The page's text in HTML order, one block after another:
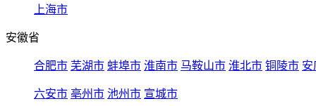
上海市
安徽省
合肥市 芜湖市 蚌埠市 淮南市 马鞍山市 淮北市 铜陵市 安
六安市 亳州市 池州市 宣城市